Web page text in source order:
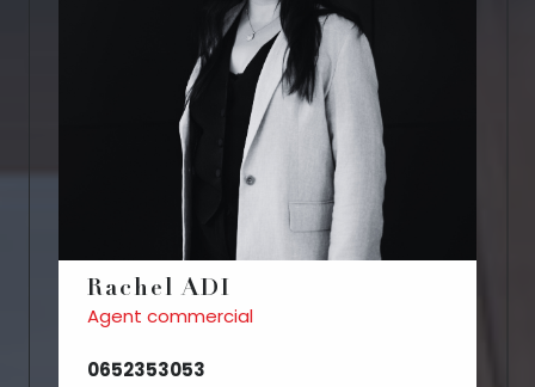
Rachel ADI
Agent commercial
0652353053